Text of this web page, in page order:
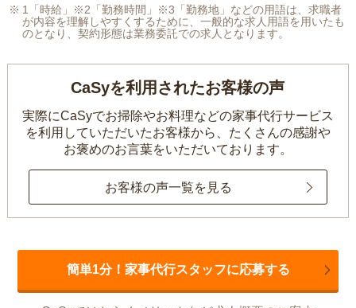
1「時給」※2「勤務時間」※3「勤務地」などの用語は、求職者
が内容を理解しやすくするために、一般的な求人用語を用いたも
のとなり、契約形態は業務委託での求人となります。
CaSyを利用されたお客様の声
実際にCaSyでお掃除やお料理などの家事代行サービス
を利用していただいたお客様から、 たくさんの感謝や
お褒めのお言葉をいただいております。
お客様の声一覧を見る
簡単1分！家事代行スタッフに応募する